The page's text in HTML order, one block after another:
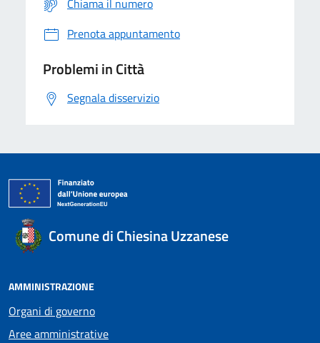
Prenota appuntamento
Problemi in Città
Segnala disservizio
Comune di Chiesina Uzzanese
AMMINISTRAZIONE
Organi di governo
Aree amministrative